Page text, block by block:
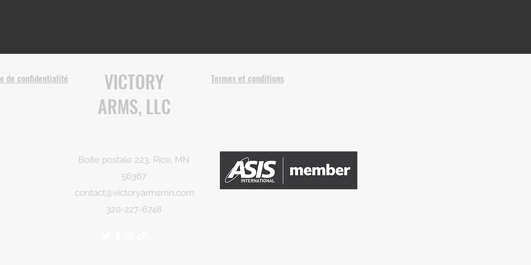
de confidentialité
VICTORY
ARMS, LLC
Termes et conditions
Boîte postale 223, Rice, MN
56367
320-227-6748
contact@victoryarmsmn.com